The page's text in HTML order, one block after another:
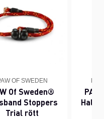
OF SWEDEN
Of Sweden®
Stoppers
Trial rött